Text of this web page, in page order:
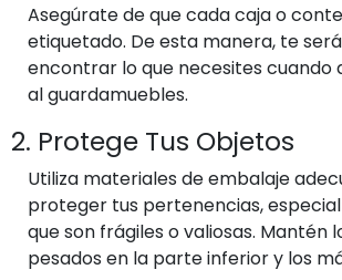
Asegúrate de que cada caja o
etiquetado. De esta manera, te
encontrar lo que necesites cuando
al guardamuebles.
2. Protege Tus Objetos
Utiliza materiales de embalaje
proteger tus pertenencias,
que son frágiles o valiosas. Mantén
pesados en la parte inferior y los